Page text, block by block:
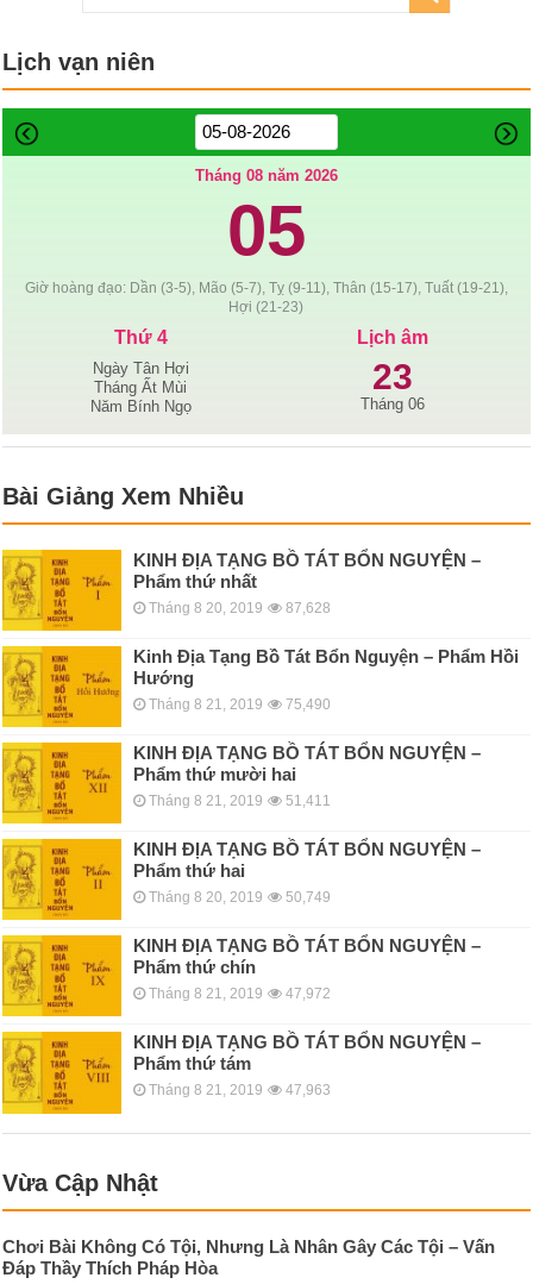
Lịch vạn niên
Tháng 08 năm 2026
05
Giờ hoàng đạo: Dần (3-5), Mão (5-7), Tỵ (9-11), Thân (15-17), Tuất (19-21),
Hợi (21-23)
Thứ 4
Ngày Tân Hợi
Tháng Ất Mùi
Năm Bính Ngọ
Lịch âm
23
Tháng 06
Bài Giảng Xem Nhiều
KINH ÐỊA TẠNG BỒ TÁT BỔN NGUYỆN –
Phẩm thứ nhất
Tháng 8 20, 2019 87,628
Kinh Địa Tạng Bồ Tát Bổn Nguyện – Phẩm Hồi
Hướng
Tháng 8 21, 2019 75,490
KINH ÐỊA TẠNG BỒ TÁT BỔN NGUYỆN –
Phẩm thứ mười hai
Tháng 8 21, 2019 51,411
KINH ÐỊA TẠNG BỒ TÁT BỔN NGUYỆN –
Phẩm thứ hai
Tháng 8 20, 2019 50,749
KINH ÐỊA TẠNG BỒ TÁT BỔN NGUYỆN –
Phẩm thứ chín
Tháng 8 21, 2019 47,972
KINH ÐỊA TẠNG BỒ TÁT BỔN NGUYỆN –
Phẩm thứ tám
Tháng 8 21, 2019 47,963
Vừa Cập Nhật
Chơi Bài Không Có Tội, Nhưng Là Nhân Gây Các Tội – Vấn
Đáp Thầy Thích Pháp Hòa